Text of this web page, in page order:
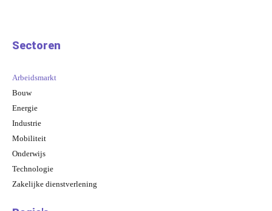
Sectoren
Arbeidsmarkt
Bouw
Energie
Industrie
Mobiliteit
Onderwijs
Technologie
Zakelijke dienstverlening